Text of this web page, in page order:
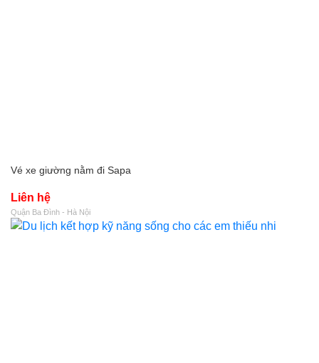
Vé xe giường nằm đi Sapa
Liên hệ
Quận Ba Đình - Hà Nội